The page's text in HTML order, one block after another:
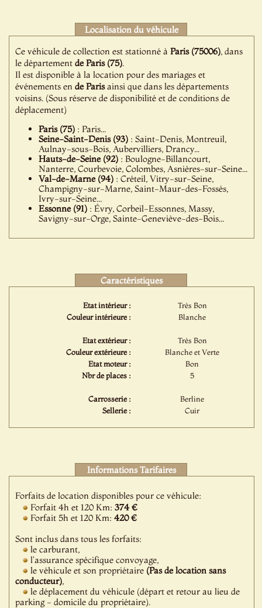
Localisation du véhicule
Ce véhicule de collection est stationné àParis (75006), dans
le départementde Paris (75).
Il est disponible à la location pour des mariages et
événements ende Parisainsi que dans les départements
voisins. (Sous réserve de disponibilité et de conditions de
déplacement)
Paris (75) : Paris...
Seine-Saint-Denis (93) : Saint-Denis, Montreuil,
Aulnay-sous-Bois, Aubervilliers, Drancy...
Hauts-de-Seine (92) : Boulogne-Billancourt,
Nanterre, Courbevoie, Colombes, Asnières-sur-Seine...
Val-de-Marne (94) : Créteil, Vitry-sur-Seine,
Champigny-sur-Marne, Saint-Maur-des-Fossés,
Ivry-sur-Seine...
Essonne (91) : Évry, Corbeil-Essonnes, Massy,
Savigny-sur-Orge, Sainte-Geneviève-des-Bois...
Caractéristiques
Etat intérieur :
Très Bon
Couleur intérieure :
Blanche
Etat extérieur :
Très Bon
Couleur extérieure :
Blanche et Verte
Etat moteur :
Bon
Nbr de places :
5
Carrosserie :
Berline
Sellerie :
Cuir
Informations Tarifaires
Forfaits de location disponibles pour ce véhicule:
Forfait 4h et 120 Km:374 €
Forfait 5h et 120 Km:420 €
Sont inclus dans tous les forfaits:
le carburant,
l'assurance spécifique convoyage,
le véhicule et son propriétaire (Pas de location sans
conducteur),
le déplacement du véhicule (départ et retour au lieu de
parking - domicile du propriétaire).